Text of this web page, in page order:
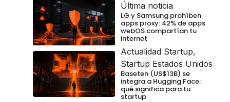
Última noticia
LG y Samsung prohíben
apps proxy: 42% de apps
webOS compartían tu
internet
Actualidad Startup,
Startup Estados Unidos
Baseten (US$13B) se
integra a Hugging Face:
qué significa para tu
startup